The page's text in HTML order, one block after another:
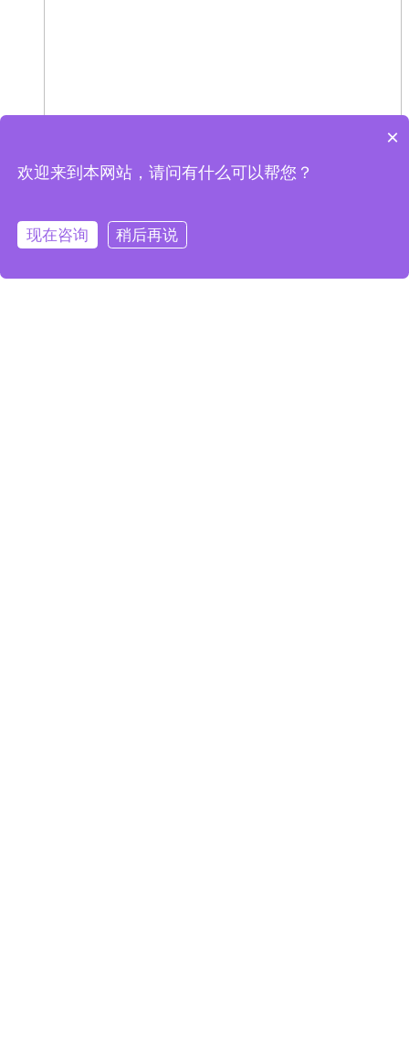
×
欢迎来到本网站，请问有什么可以帮您？
现在咨询 稍后再说